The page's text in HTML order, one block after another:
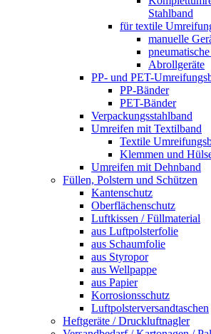
Stahlband
für textile
manuelle
Abrollgeräte
PP- und PET-
PP-Bänder
PET-Bänder
Verpackungsstahlband
Umreifen mit Textilband
Textile
Klemmen und
Umreifen mit Dehnband
Füllen, Polstern und Schützen
Kantenschutz
Oberflächenschutz
Luftkissen / Füllmaterial
aus Luftpolsterfolie
aus Schaumfolie
aus Styropor
aus Wellpappe
aus Papier
Korrosionsschutz
Luftpolsterversandtaschen
Heftgeräte / Druckluftnagler